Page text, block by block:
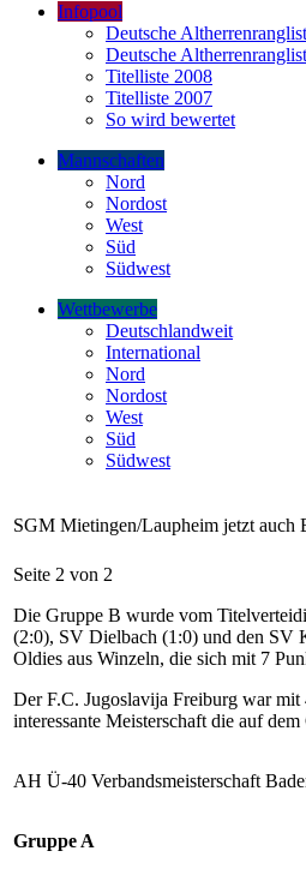
Infopool
Deutsche
Deutsche
Titelliste 2008
Titelliste 2007
So wird bewertet
Mannschaften
Nord
Nordost
West
Süd
Südwest
Wettbewerbe
Deutschlandweit
International
Nord
Nordost
West
Süd
Südwest
SGM Mietingen/Laupheim jetzt auch
Seite 2 von 2
Die Gruppe B wurde vom
(2:0), SV Dielbach (1:0) und den SV
Oldies aus Winzeln, die sich mit 7
Der F.C. Jugoslavija Freiburg war
interessante Meisterschaft die auf
AH Ü-40 Verbandsmeisterschaft
Gruppe A